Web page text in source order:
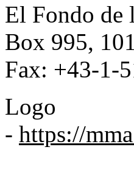
El Fondo de
Box 995,
Fax: +43-1-
Logo
- https://